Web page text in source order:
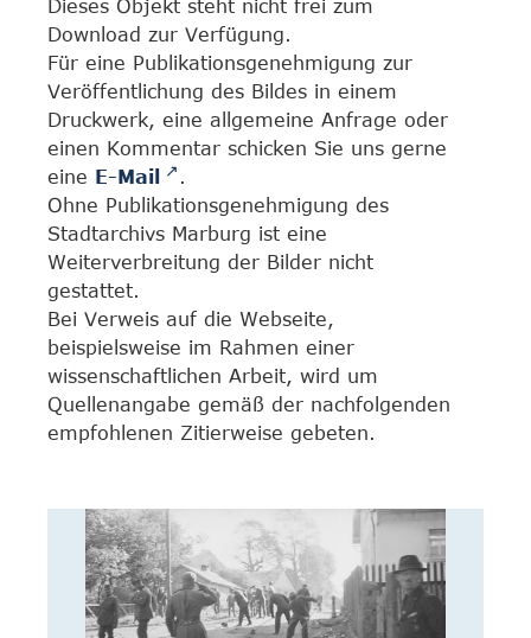
Dieses Objekt steht nicht frei zum
Download zur Verfügung.
Für eine Publikationsgenehmigung zur
Veröffentlichung des Bildes in einem
Druckwerk, eine allgemeine Anfrage oder
einen Kommentar schicken Sie uns gerne
eine E-Mail
.
Ohne Publikationsgenehmigung des
Stadtarchivs Marburg ist eine
Weiterverbreitung der Bilder nicht
gestattet.
Bei Verweis auf die Webseite,
beispielsweise im Rahmen einer
wissenschaftlichen Arbeit, wird um
Quellenangabe gemäß der nachfolgenden
empfohlenen Zitierweise gebeten.